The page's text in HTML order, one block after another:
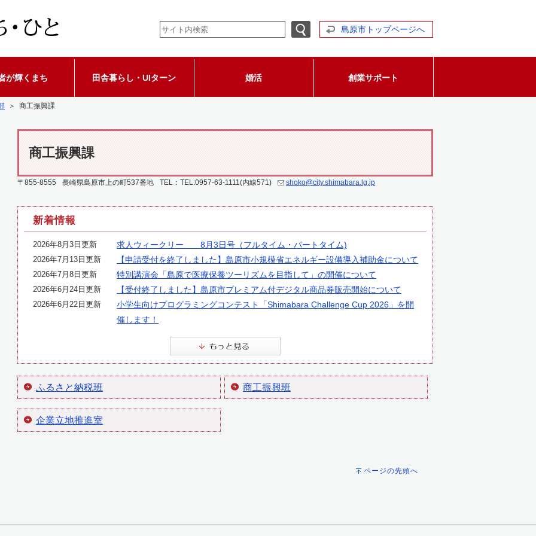
島原市トップページへ
が輝くまち 田舎暮らし・UIターン 婚活 創業サポート
＞ 商工振興課
商工振興課
〒855-8555 長崎県島原市上の町537番地 TEL：TEL:0957-63-1111(内線571) shoko@city.shimabara.lg.jp
新着情報
2026年8月3日更新 求人ウィークリー 8月3日号（フルタイム・パートタイム)
2026年7月13日更新 【申請受付を終了しました】島原市小規模省エネルギー設備導入補助金について
2026年7月8日更新 特別講演会「島原で医療保養ツーリズムを目指して」の開催について
2026年6月24日更新 【受付終了しました】島原市プレミアム付デジタル商品券販売開始について
2026年6月22日更新
小学生向けプログラミングコンテスト「Shimabara Challenge Cup 2026」を開
催します！
ふるさと納税班 商工振興班
企業立地推進室
ページの先頭へ